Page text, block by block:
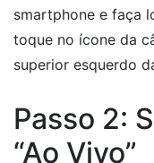
smartphone e faça
toque no ícone da
superior esquerdo
Passo 2:
“Ao Vivo”